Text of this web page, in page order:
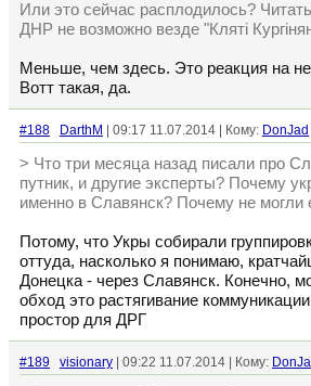
Или это сейчас расплодилось?
ДНР не возможно везде "Кляті
Меньше, чем здесь. Это реакция на
Вотт такая, да.
#188 DarthM | 09:17 11.07.2014 | Кому: DonJad
> Что три месяца назад писали про
путник, и другие эксперты? Почему
именно в Славянск? Почему не могли
Потому, что Укры собирали
оттуда, насколько я понимаю,
Донецка - через Славянск. Конечно,
обход это растягивание
простор для ДРГ
#189 visionary | 09:22 11.07.2014 | Кому: